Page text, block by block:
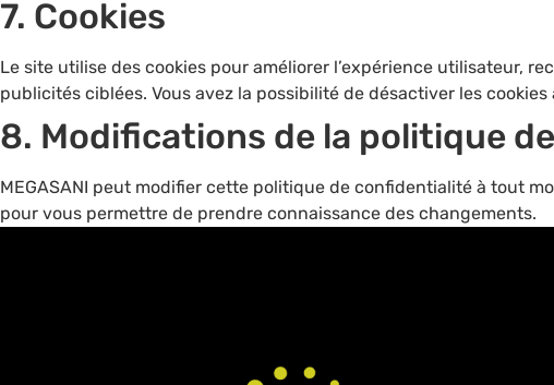
7.⁠ ⁠Cookies
Le site utilise des cookies pour améliorer l’expérience utilisateur,
publicités ciblées. Vous avez la possibilité de désactiver les
8.⁠ ⁠Modifications de la politique
MEGASANI peut modifier cette politique de confidentialité à tout
pour vous permettre de prendre connaissance des changements.